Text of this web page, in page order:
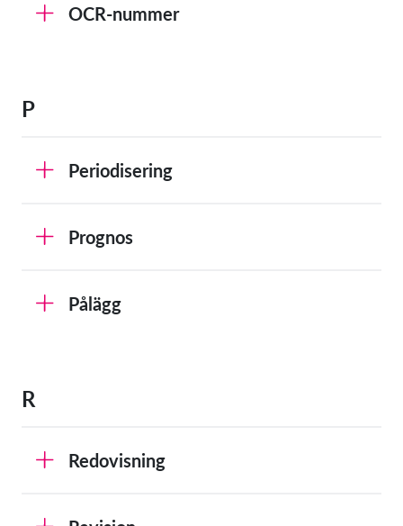
OCR-nummer
P
Periodisering
Prognos
Pålägg
R
Redovisning